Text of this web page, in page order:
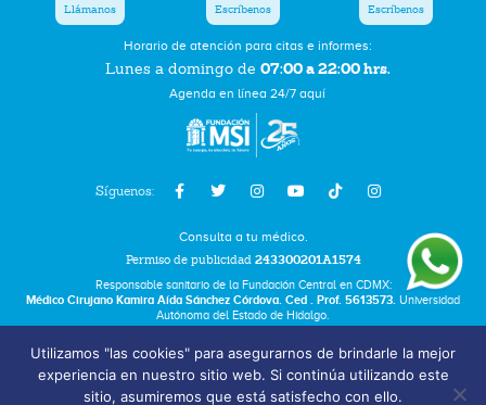
Síguenos:
Horario de atención para citas e informes:
Lunes a domingo de 07:00 a 22:00 hrs.
Agenda en línea 24/7 aquí
Llámanos Escríbenos Escríbenos
Consulta a tu médico.
Permiso de publicidad 243300201A1574
Responsable sanitario de la Fundación Central en CDMX:
Médico Cirujano Kamira Aída Sánchez Córdova. Ced . Prof. 5613573. Universidad
Autónoma del Estado de Hidalgo.
Términos y Condiciones
Bolsa de Trabajo
Utilizamos "las cookies" para asegurarnos de brindarle la mejor
experiencia en nuestro sitio web. Si continúa utilizando este
sitio, asumiremos que está satisfecho con ello.